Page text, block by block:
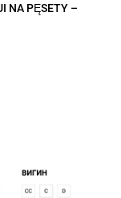
NA PĘSETY –